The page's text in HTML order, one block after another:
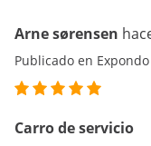
Arne sørensen
Publicado en
Carro de servicio